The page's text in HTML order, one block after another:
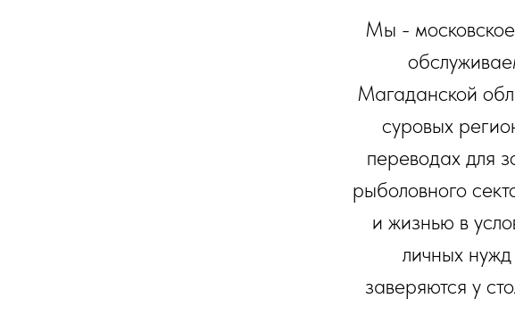
Мы -
Магаданской
суровых
переводах для
рыболовного
и жизнью в
личных
заверяются у